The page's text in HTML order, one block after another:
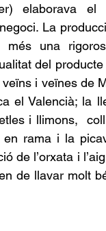
elaborava
La
més una
del producte
i veïnes de
el Valencià; la
i llimons,
en rama i la
de l’orxata i
de llavar molt